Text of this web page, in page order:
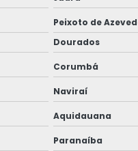
Peixoto de
Dourados
Corumbá
Naviraí
Aquidauana
Paranaíba